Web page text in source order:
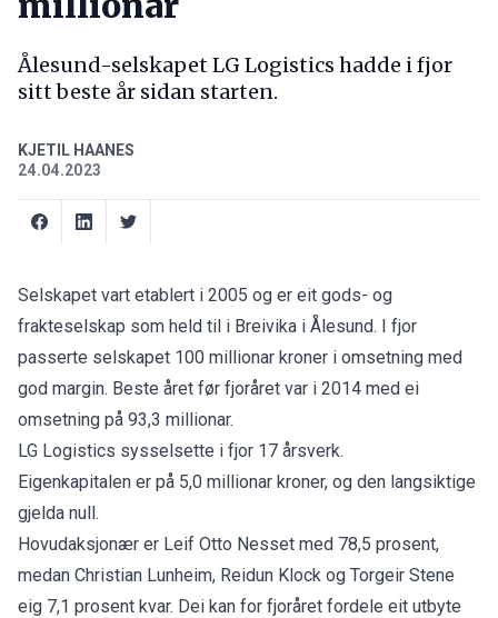
Ålesund-selskapet LG Logistics hadde i fjor
sitt beste år sidan starten.
KJETIL HAANES
24.04.2023
Selskapet vart etablert i 2005 og er eit gods- og
frakteselskap som held til i Breivika i Ålesund. I fjor
passerte selskapet 100 millionar kroner i omsetning med
god margin. Beste året før fjoråret var i 2014 med ei
omsetning på 93,3 millionar.
LG Logistics sysselsette i fjor 17 årsverk.
Eigenkapitalen er på 5,0 millionar kroner, og den langsiktige
gjelda null.
Hovudaksjonær er Leif Otto Nesset med 78,5 prosent,
medan Christian Lunheim, Reidun Klock og Torgeir Stene
eig 7,1 prosent kvar. Dei kan for fjoråret fordele eit utbyte